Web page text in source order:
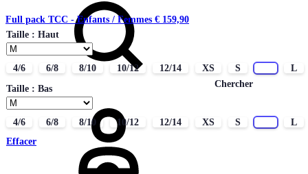
Chercher
Full pack TCC - Enfants / Femmes € 159,90
Taille : Haut
4/6 6/8 8/10 10/12 12/14 XS S
L
Taille : Bas
4/6 6/8 8/10 10/12 12/14 XS S
L
Effacer